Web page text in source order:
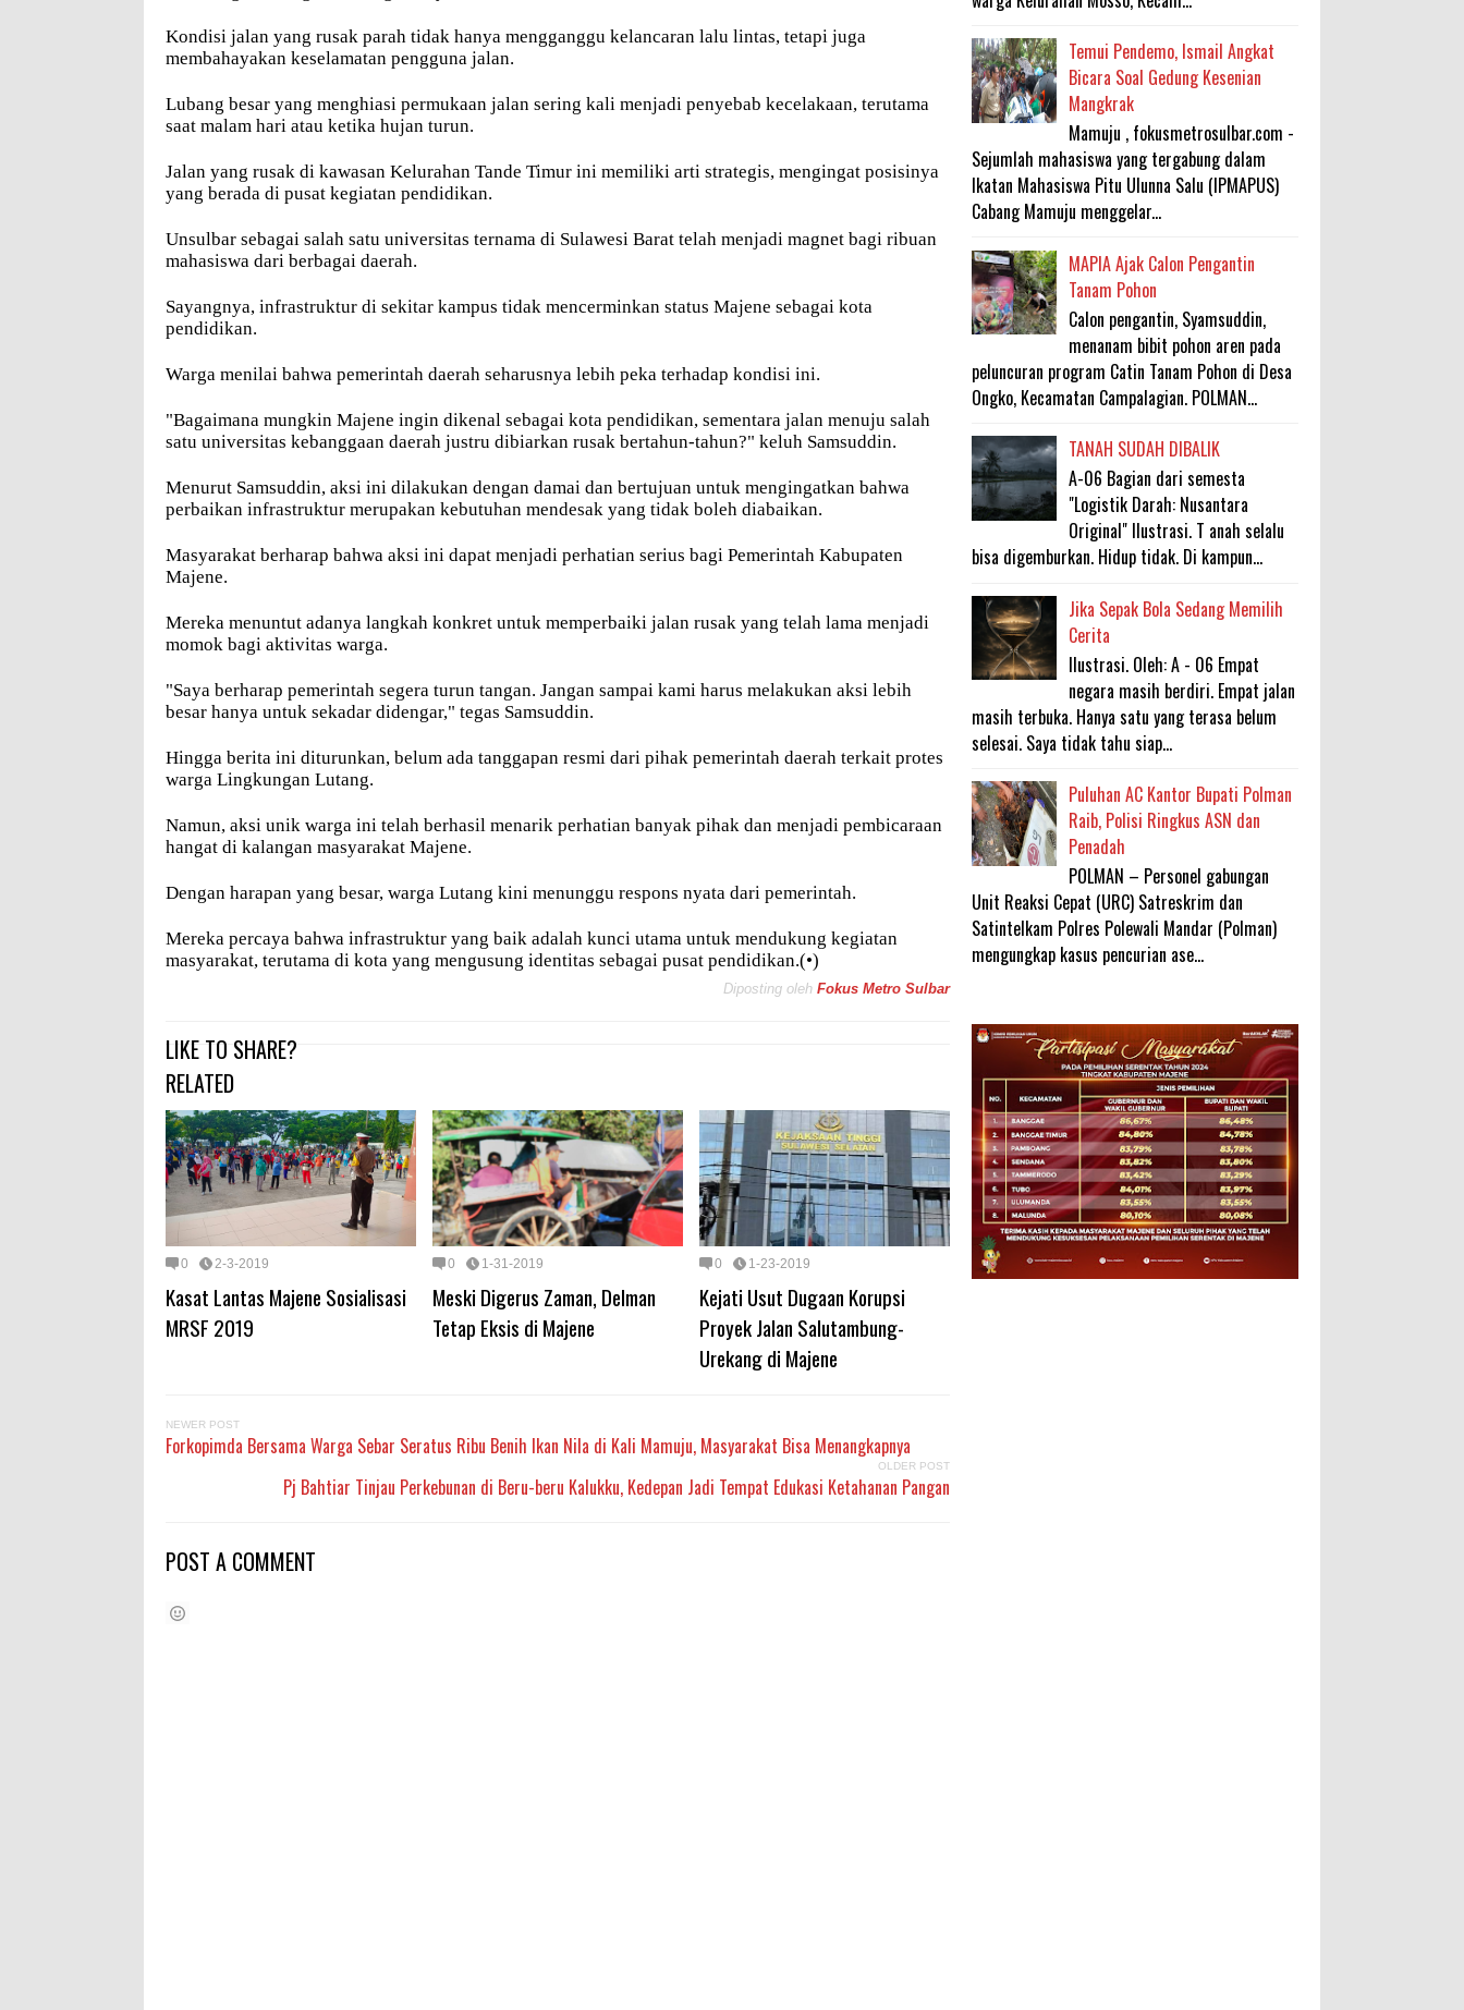
Kondisi jalan yang rusak parah tidak hanya mengganggu kelancaran lalu lintas, tetapi juga
membahayakan keselamatan pengguna jalan.
Lubang besar yang menghiasi permukaan jalan sering kali menjadi penyebab kecelakaan, terutama
saat malam hari atau ketika hujan turun.
Jalan yang rusak di kawasan Kelurahan Tande Timur ini memiliki arti strategis, mengingat posisinya
yang berada di pusat kegiatan pendidikan.
Unsulbar sebagai salah satu universitas ternama di Sulawesi Barat telah menjadi magnet bagi ribuan
mahasiswa dari berbagai daerah.
Sayangnya, infrastruktur di sekitar kampus tidak mencerminkan status Majene sebagai kota
pendidikan.
Warga menilai bahwa pemerintah daerah seharusnya lebih peka terhadap kondisi ini.
"Bagaimana mungkin Majene ingin dikenal sebagai kota pendidikan, sementara jalan menuju salah
satu universitas kebanggaan daerah justru dibiarkan rusak bertahun-tahun?" keluh Samsuddin.
Menurut Samsuddin, aksi ini dilakukan dengan damai dan bertujuan untuk mengingatkan bahwa
perbaikan infrastruktur merupakan kebutuhan mendesak yang tidak boleh diabaikan.
Masyarakat berharap bahwa aksi ini dapat menjadi perhatian serius bagi Pemerintah Kabupaten
Majene.
Mereka menuntut adanya langkah konkret untuk memperbaiki jalan rusak yang telah lama menjadi
momok bagi aktivitas warga.
"Saya berharap pemerintah segera turun tangan. Jangan sampai kami harus melakukan aksi lebih
besar hanya untuk sekadar didengar," tegas Samsuddin.
Hingga berita ini diturunkan, belum ada tanggapan resmi dari pihak pemerintah daerah terkait protes
warga Lingkungan Lutang.
Namun, aksi unik warga ini telah berhasil menarik perhatian banyak pihak dan menjadi pembicaraan
hangat di kalangan masyarakat Majene.
Dengan harapan yang besar, warga Lutang kini menunggu respons nyata dari pemerintah.
Mereka percaya bahwa infrastruktur yang baik adalah kunci utama untuk mendukung kegiatan
masyarakat, terutama di kota yang mengusung identitas sebagai pusat pendidikan.(•)
Diposting oleh Fokus Metro Sulbar
LIKE TO SHARE?
RELATED
0 2-3-2019
Kasat Lantas Majene Sosialisasi
MRSF 2019
0 1-31-2019
Meski Digerus Zaman, Delman
Tetap Eksis di Majene
0 1-23-2019
Kejati Usut Dugaan Korupsi
Proyek Jalan Salutambung-
Urekang di Majene
NEWER POST
Forkopimda Bersama Warga Sebar Seratus Ribu Benih Ikan Nila di Kali Mamuju, Masyarakat Bisa Menangkapnya
OLDER POST
Pj Bahtiar Tinjau Perkebunan di Beru-beru Kalukku, Kedepan Jadi Tempat Edukasi Ketahanan Pangan
POST A COMMENT
Temui Pendemo, Ismail Angkat
Bicara Soal Gedung Kesenian
Mangkrak
Mamuju , fokusmetrosulbar.com -
Sejumlah mahasiswa yang tergabung dalam
Ikatan Mahasiswa Pitu Ulunna Salu (IPMAPUS)
Cabang Mamuju menggelar...
MAPIA Ajak Calon Pengantin
Tanam Pohon
Calon pengantin, Syamsuddin,
menanam bibit pohon aren pada
peluncuran program Catin Tanam Pohon di Desa
Ongko, Kecamatan Campalagian. POLMAN...
TANAH SUDAH DIBALIK
A-06 Bagian dari semesta
"Logistik Darah: Nusantara
Original" Ilustrasi. T anah selalu
bisa digemburkan. Hidup tidak. Di kampun...
Jika Sepak Bola Sedang Memilih
Cerita
Ilustrasi. Oleh: A - 06 Empat
negara masih berdiri. Empat jalan
masih terbuka. Hanya satu yang terasa belum
selesai. Saya tidak tahu siap...
Puluhan AC Kantor Bupati Polman
Raib, Polisi Ringkus ASN dan
Penadah
POLMAN – Personel gabungan
Unit Reaksi Cepat (URC) Satreskrim dan
Satintelkam Polres Polewali Mandar (Polman)
mengungkap kasus pencurian ase...